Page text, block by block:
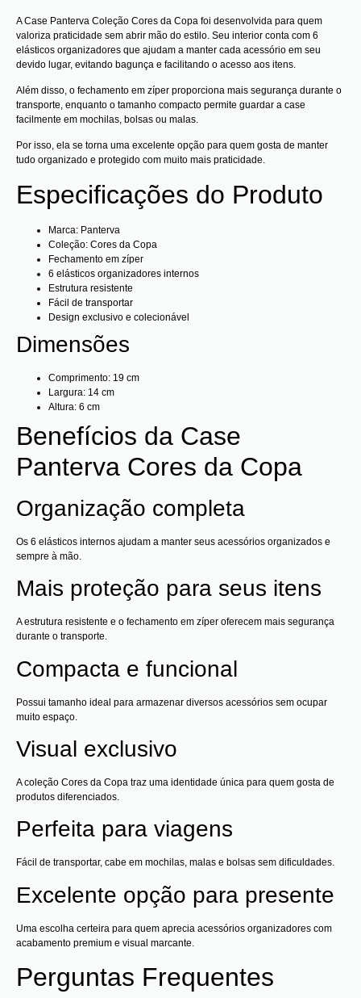
A Case Panterva Coleção Cores da Copa foi desenvolvida para quem
valoriza praticidade sem abrir mão do estilo. Seu interior conta com 6
elásticos organizadores que ajudam a manter cada acessório em seu
devido lugar, evitando bagunça e facilitando o acesso aos itens.
Além disso, o fechamento em zíper proporciona mais segurança durante o
transporte, enquanto o tamanho compacto permite guardar a case
facilmente em mochilas, bolsas ou malas.
Por isso, ela se torna uma excelente opção para quem gosta de manter
tudo organizado e protegido com muito mais praticidade.
Especificações do Produto
Marca: Panterva
Coleção: Cores da Copa
Fechamento em zíper
6 elásticos organizadores internos
Estrutura resistente
Fácil de transportar
Design exclusivo e colecionável
Dimensões
Comprimento: 19 cm
Largura: 14 cm
Altura: 6 cm
Benefícios da Case
Panterva Cores da Copa
Organização completa
Os 6 elásticos internos ajudam a manter seus acessórios organizados e
sempre à mão.
Mais proteção para seus itens
A estrutura resistente e o fechamento em zíper oferecem mais segurança
durante o transporte.
Compacta e funcional
Possui tamanho ideal para armazenar diversos acessórios sem ocupar
muito espaço.
Visual exclusivo
A coleção Cores da Copa traz uma identidade única para quem gosta de
produtos diferenciados.
Perfeita para viagens
Fácil de transportar, cabe em mochilas, malas e bolsas sem dificuldades.
Excelente opção para presente
Uma escolha certeira para quem aprecia acessórios organizadores com
acabamento premium e visual marcante.
Perguntas Frequentes